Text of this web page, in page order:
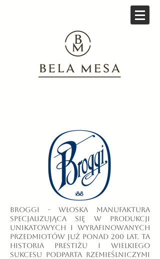
Broggi - włoska manufaktura
specjalizująca się w produkcji
unikatowych i wyrafinowanych
przedmiotów już ponad 200 lat. Ta
historia prestiżu i wielkiego
sukcesu podparta rzemieślniczymi